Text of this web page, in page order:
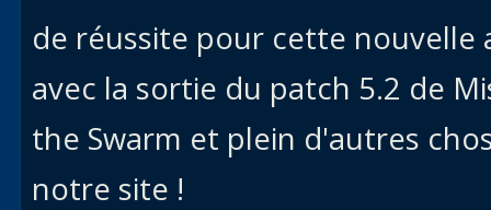
Uldum
Val
de réussite pour cette nouvelle
avec la sortie du patch 5.2 de
the Swarm et plein d'autres
notre site !